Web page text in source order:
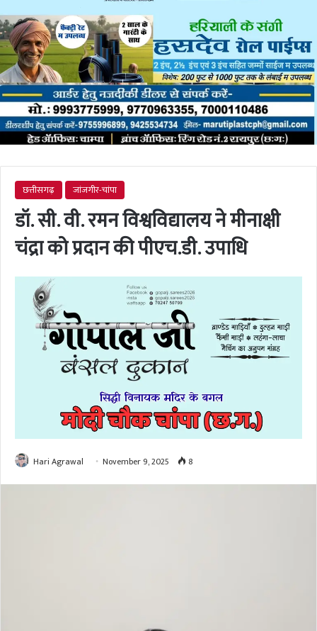
छत्तीसगढ़ जांजगीर-चांपा
डॉ. सी. वी. रमन विश्वविद्यालय ने मीनाक्षी
चंद्रा को प्रदान की पीएच.डी. उपाधि
Hari Agrawal November 9, 2025 8